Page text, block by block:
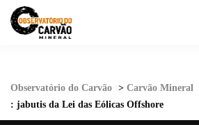
Observatório do Carvão > Carvão Mineral
: jabutis da Lei das Eólicas Offshore